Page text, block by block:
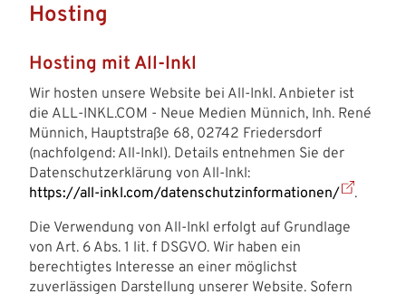
Hosting
Hosting mit All-Inkl
Wir hosten unsere Website bei All-Inkl. Anbieter ist
die ALL-INKL.COM - Neue Medien Münnich, Inh. René
Münnich, Hauptstraße 68, 02742 Friedersdorf
(nachfolgend: All-Inkl). Details entnehmen Sie der
Datenschutzerklärung von All-Inkl:
https://all-inkl.com/datenschutzinformationen/
.
Die Verwendung von All-Inkl erfolgt auf Grundlage
von Art. 6 Abs. 1 lit. f DSGVO. Wir haben ein
berechtigtes Interesse an einer möglichst
zuverlässigen Darstellung unserer Website. Sofern